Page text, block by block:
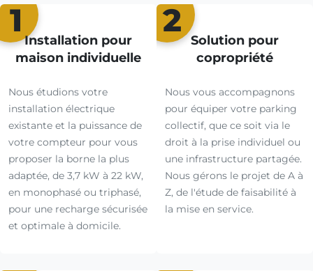
1
Installation pour
maison individuelle
Nous étudions votre
installation électrique
existante et la puissance de
votre compteur pour vous
proposer la borne la plus
adaptée, de 3,7 kW à 22 kW,
en monophasé ou triphasé,
pour une recharge sécurisée
et optimale à domicile.
2
Solution pour
copropriété
Nous vous accompagnons
pour équiper votre parking
collectif, que ce soit via le
droit à la prise individuel ou
une infrastructure partagée.
Nous gérons le projet de A à
Z, de l'étude de faisabilité à
la mise en service.